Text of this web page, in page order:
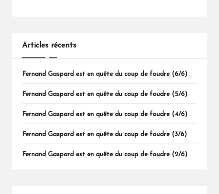
Articles récents
Fernand Gaspard est en quête du coup de foudre (6/6)
Fernand Gaspard est en quête du coup de foudre (5/6)
Fernand Gaspard est en quête du coup de foudre (4/6)
Fernand Gaspard est en quête du coup de foudre (3/6)
Fernand Gaspard est en quête du coup de foudre (2/6)